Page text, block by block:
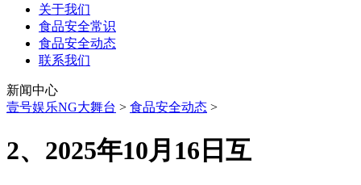
关于我们
食品安全常识
食品安全动态
联系我们
新闻中心
壹号娱乐NG大舞台 > 食品安全动态 >
2、2025年10月16日互